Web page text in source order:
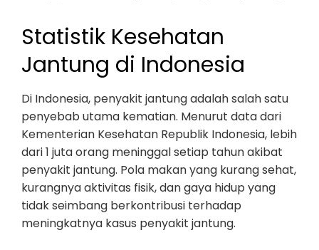
Statistik Kesehatan
Jantung di Indonesia
Di Indonesia, penyakit jantung adalah salah satu
penyebab utama kematian. Menurut data dari
Kementerian Kesehatan Republik Indonesia, lebih
dari 1 juta orang meninggal setiap tahun akibat
penyakit jantung. Pola makan yang kurang sehat,
kurangnya aktivitas fisik, dan gaya hidup yang
tidak seimbang berkontribusi terhadap
meningkatnya kasus penyakit jantung.